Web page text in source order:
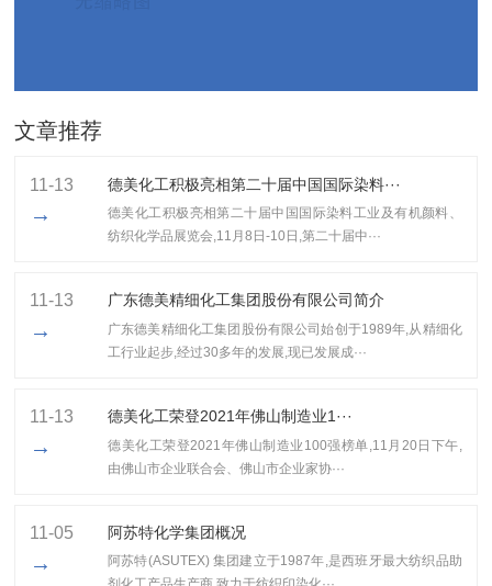
文章推荐
11-13
→
德美化工积极亮相第二十届中国国际染料···
德美化工积极亮相第二十届中国国际染料工业及有机颜料、
纺织化学品展览会,11月8日-10日,第二十届中···
11-13
→
广东德美精细化工集团股份有限公司简介
广东德美精细化工集团股份有限公司始创于1989年,从精细化
工行业起步,经过30多年的发展,现已发展成···
11-13
→
​德美化工荣登2021年佛山制造业1···
​德美化工荣登2021年佛山制造业100强榜单,11月20日下午,
由佛山市企业联合会、佛山市企业家协···
11-05
→
阿苏特化学集团概况
阿苏特(ASUTEX) 集团建立于1987年,是西班牙最大纺织品助